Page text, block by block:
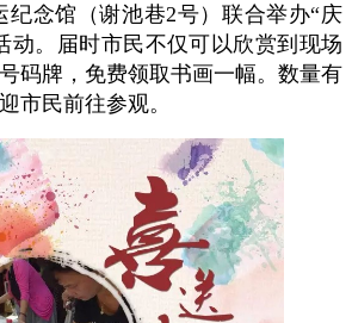
纪念馆（谢池巷2号）联合举办“庆
动。届时市民不仅可以欣赏到现场
码牌，免费领取书画一幅。数量有
市民前往参观。